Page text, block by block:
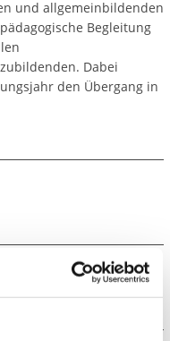
und allgemeinbildenden
Begleitung
Dabei
den Übergang in
einem Team
und
vorbereitet, ihre
Berufsabschlusses